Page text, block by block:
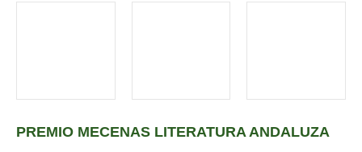
PREMIO MECENAS LITERATURA ANDALUZA